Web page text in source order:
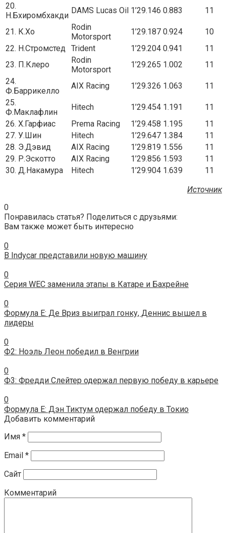
20.
Н.Бхиромбхакди
DAMS Lucas Oil 1’29.146 0.883 11
21. К.Хо
Rodin
Motorsport
1’29.187 0.924
10
22. Н.Стромстед
Trident 1’29.204 0.941
11
23. П.Клеро
Rodin
Motorsport
1’29.265 1.002
11
24.
Ф.Баррикелло
AIX Racing 1’29.326 1.063
11
25.
Ф.Маклафлин
Hitech 1’29.454 1.191
11
26. Х.Гарфиас
Prema Racing 1’29.458 1.195
11
27. У.Шин
Hitech 1’29.647 1.384
11
28. Э.Дэвид
AIX Racing 1’29.819 1.556
11
29. Р.Эскотто
AIX Racing 1’29.856 1.593
11
30. Д.Накамура
Hitech 1’29.904 1.639
11
Источник
0
Понравилась статья? Поделиться с друзьями:
Вам также может быть интересно
0
В Indycar представили новую машину
0
Серия WEC заменила этапы в Катаре и Бахрейне
0
Формула E: Де Вриз выиграл гонку, Деннис вышел в
лидеры
0
Ф2: Ноэль Леон победил в Венгрии
0
Ф3: Фредди Слейтер одержал первую победу в карьере
0
Формула E: Дэн Тиктум одержал победу в Токио
Добавить комментарий
Имя *
Email *
Сайт
Комментарий